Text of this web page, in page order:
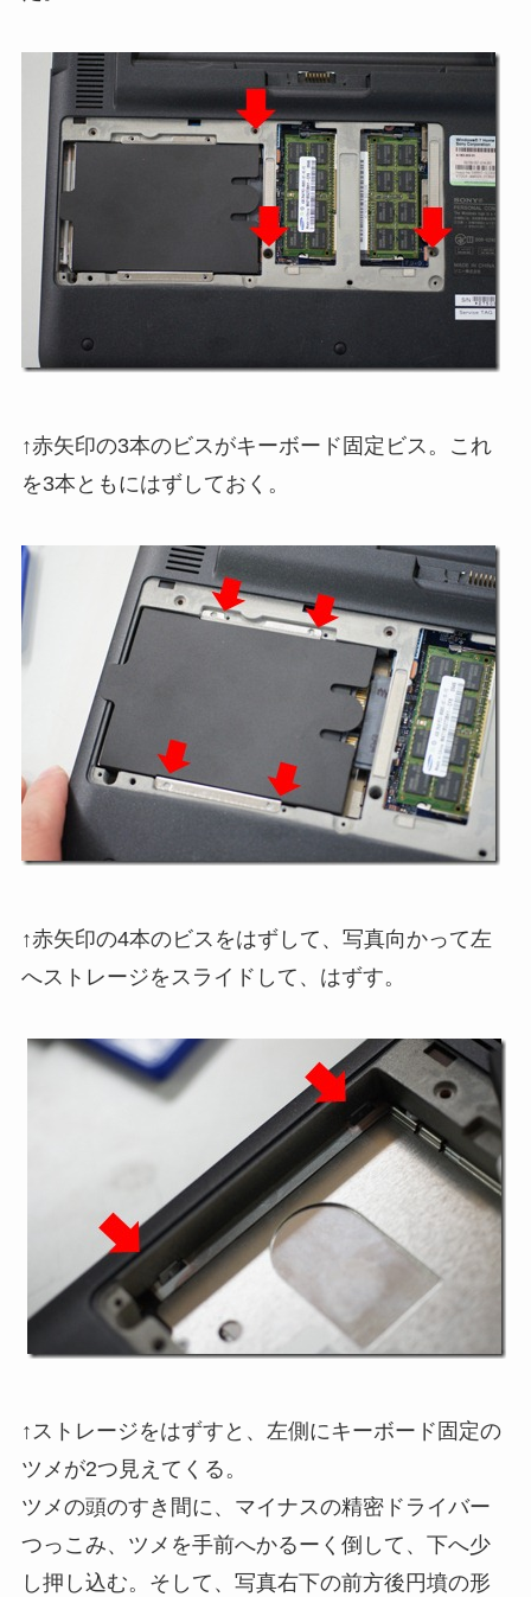
↑赤矢印の3本のビスがキーボード固定ビス。これ
を3本ともにはずしておく。
↑赤矢印の4本のビスをはずして、写真向かって左
へストレージをスライドして、はずす。
↑ストレージをはずすと、左側にキーボード固定の
ツメが2つ見えてくる。
ツメの頭のすき間に、マイナスの精密ドライバー
つっこみ、ツメを手前へかるーく倒して、下へ少
し押し込む。そして、写真右下の前方後円墳の形